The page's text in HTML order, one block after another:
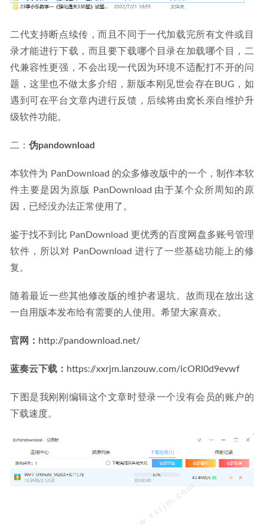
二代支持断点续传，而且不同于一代加载完所有文件或目
录才能进行下载，而且要下载哪个目录在加载哪个目，二
代兼容性更强，不会出现一代因为环境不适配打不开的问
题，这里也不做太多介绍，新版本刚见世会存在BUG，如
遇到可在平台文章内进行反馈，后续将由窝长亲自维护升
级软件功能。
二： 伪pandownload
本软件为 PanDownload 的众多修改版中的一个，制作本软
件主要是因为原版 PanDownload 由于某个众所周知的原
因，已经没办法正常使用了。
鉴于找不到比 PanDownload 更优秀的百度网盘多账号管理
软件，所以对 PanDownload 进行了一些基础功能上的修
复。
随着最近一些其他修改版的维护者退坑。故而现在放出这
一自用版本发布给有需要的人使用。希望大家喜欢。
官网： http://pandownload.net/
蓝奏云下载： https://xxrjm.lanzouw.com/icORl0d9evwf
下图是我刚刚编辑这个文章时登录一个没有会员的账户的
下载速度。